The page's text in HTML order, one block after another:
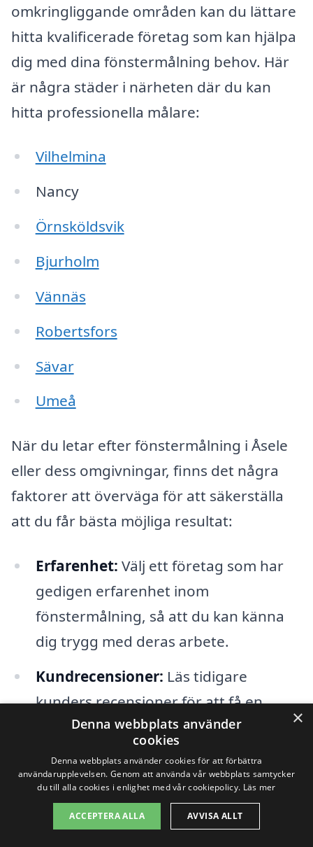
omkringliggande områden kan du lättare
hitta kvalificerade företag som kan hjälpa
dig med dina fönstermålning behov. Här
är några städer i närheten där du kan
hitta professionella målare:
Vilhelmina
Nancy
Örnsköldsvik
Bjurholm
Vännäs
Robertsfors
Sävar
Umeå
När du letar efter fönstermålning i Åsele
eller dess omgivningar, finns det några
faktorer att överväga för att säkerställa
att du får bästa möjliga resultat:
Erfarenhet: Välj ett företag som har
gedigen erfarenhet inom
fönstermålning, så att du kan känna
dig trygg med deras arbete.
Kundrecensioner: Läs tidigare
kunders recensioner för att få en
uppfattning om företagets kvalitet
och kundservice.
Prisförslag:Begär offert från flera
företag för att jämföra priser och
×
Denna webbplats använder
cookies
Denna webbplats använder cookies för att förbättra
användarupplevelsen. Genom att använda vår webbplats samtycker
du till alla cookies i enlighet med vår cookiepolicy. Läs mer
ACCEPTERA ALLA AVVISA ALLT